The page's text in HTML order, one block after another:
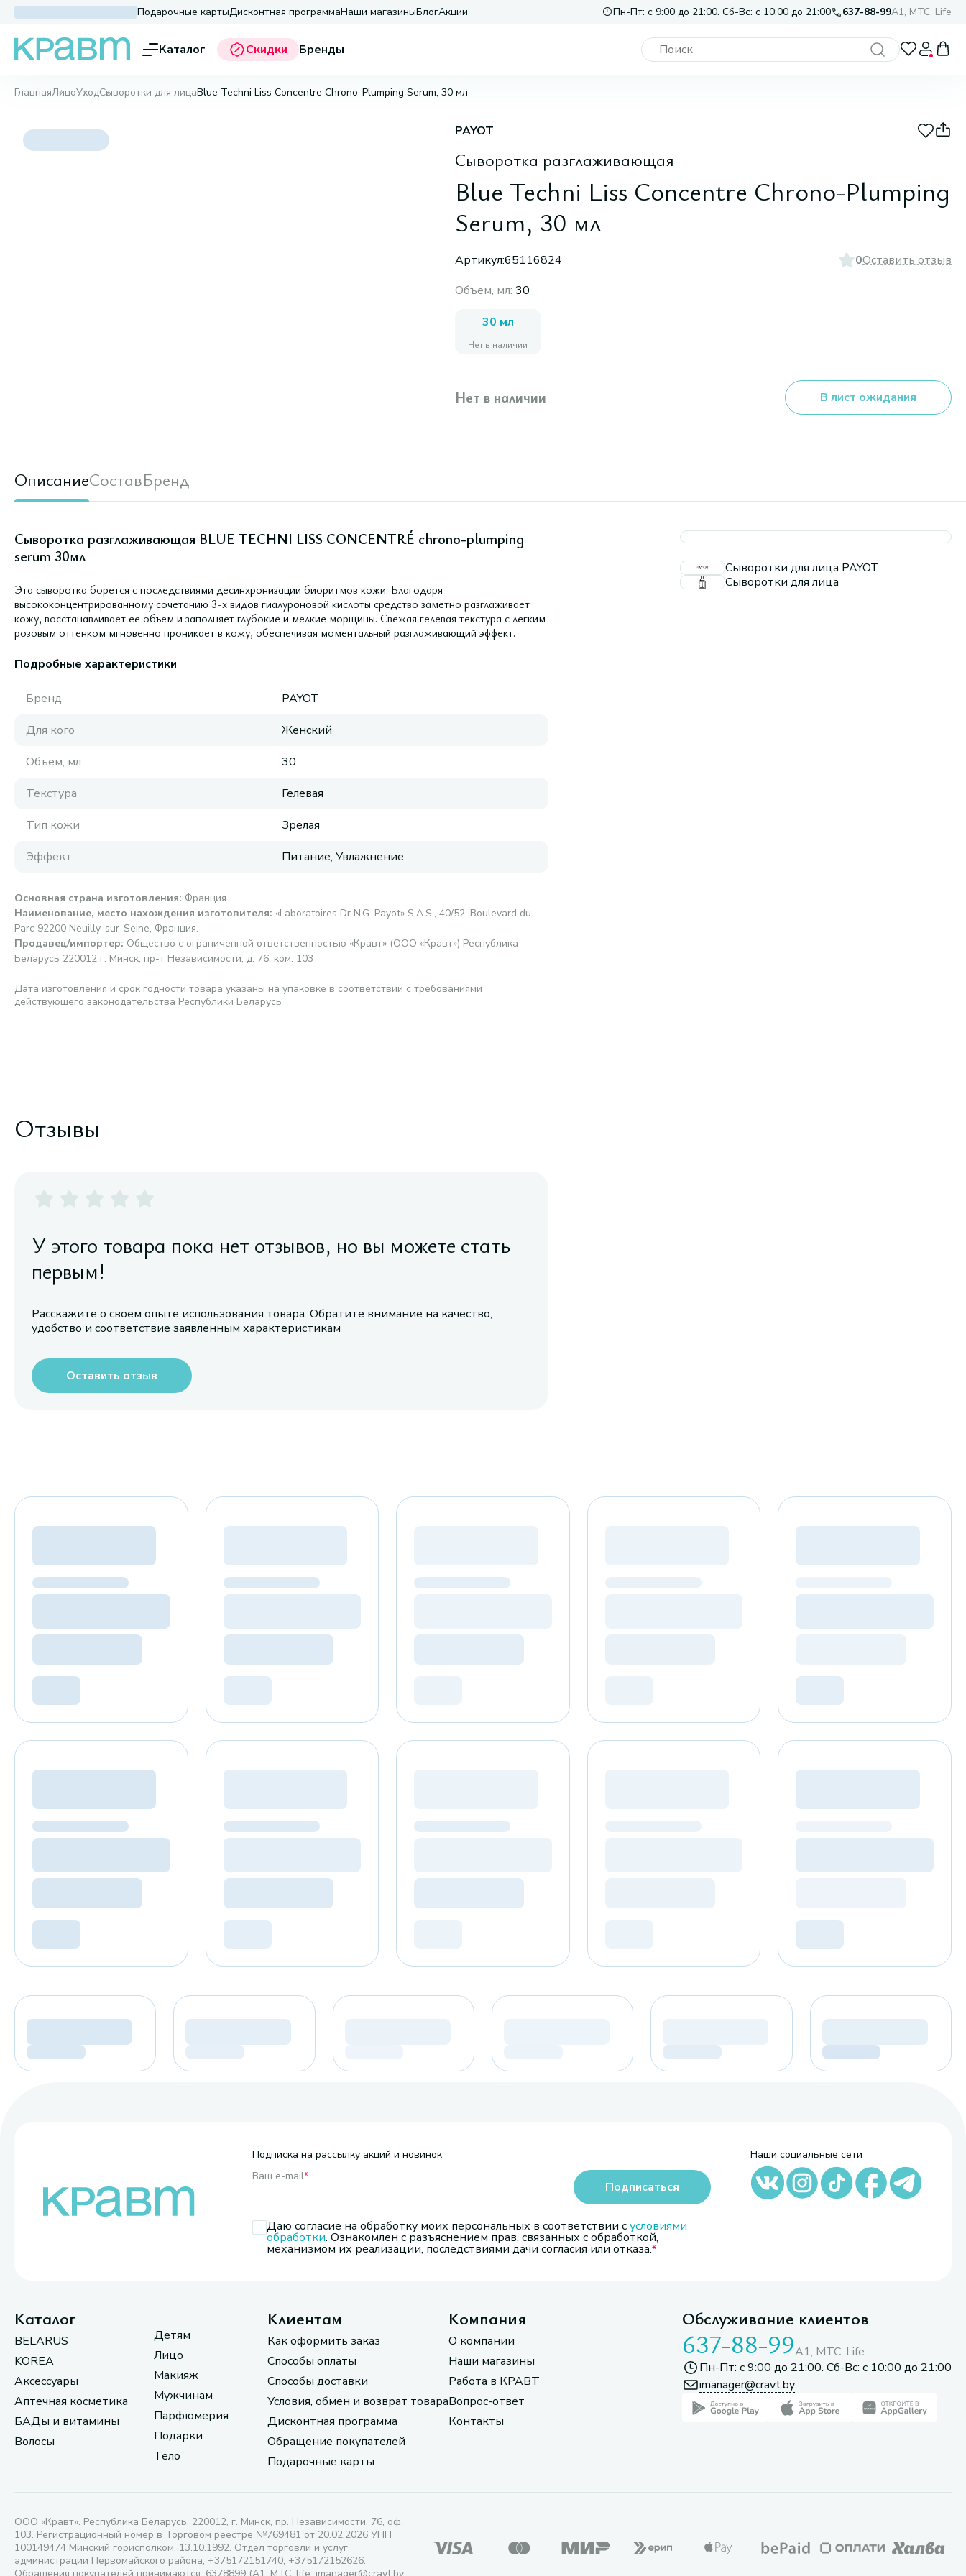
Подарочные картыДисконтная программаНаши магазиныБлогАкции Пн-Пт: с 9:00 до 21:00. Сб-Вс: с 10:00 до 21:00 637-88-99A1, МТС, Life
Каталог Скидки Бренды
ГлавнаяЛицоУходСыворотки для лицаBlue Techni Liss Concentre Chrono-Plumping Serum, 30 мл
PAYOT
Сыворотка разглаживающая
Blue Techni Liss Concentre Chrono-Plumping
Serum, 30 мл
Артикул:65116824 0Оставить отзыв
Объем, мл: 30
30 мл
Нет в наличии
Нет в наличии В лист ожидания
ОписаниеСоставБренд
Сыворотка разглаживающая BLUE TECHNI LISS CONCENTRÉ chrono-plumping
serum 30мл
Эта сыворотка борется с последствиями десинхронизации биоритмов кожи. Благодаря
высококонцентрированному сочетанию 3-х видов гиалуроновой кислоты средство заметно разглаживает
кожу, восстанавливает ее объем и заполняет глубокие и мелкие морщины. Свежая гелевая текстура с легким
розовым оттенком мгновенно проникает в кожу, обеспечивая моментальный разглаживающий эффект.
Подробные характеристики
Бренд
PAYOT
Для кого
Женский
Объем, мл
30
Текстура
Гелевая
Тип кожи
Зрелая
Эффект
Питание, Увлажнение
Основная страна изготовления: Франция
Наименование, место нахождения изготовителя: «Laboratoires Dr N.G. Payot» S.A.S., 40/52, Boulevard du
Parc 92200 Neuilly-sur-Seine, Франция.
Продавец/импортер: Общество с ограниченной ответственностью «Кравт» (ООО «Кравт») Республика
Беларусь 220012 г. Минск, пр-т Независимости, д. 76, ком. 103
Дата изготовления и срок годности товара указаны на упаковке в соответствии с требованиями
действующего законодательства Республики Беларусь
Сыворотки для лица PAYOT
Сыворотки для лица
Отзывы
У этого товара пока нет отзывов, но вы можете стать
первым!
Расскажите о своем опыте использования товара. Обратите внимание на качество,
удобство и соответствие заявленным характеристикам
Оставить отзыв
Подписка на рассылку акций и новинок
Ваш e-mail*
Даю согласие на обработку моих персональных в соответствии сусловиями
обработки. Ознакомлен с разъяснением прав, связанных с обработкой,
механизмом их реализации, последствиями дачи согласия или отказа.
Подписаться
Наши социальные сети
Каталог
BELARUS
KOREA
Аксессуары
Аптечная косметика
БАДы и витамины
Волосы
Детям
Лицо
Макияж
Мужчинам
Парфюмерия
Подарки
Тело
Клиентам
Как оформить заказ
Способы оплаты
Способы доставки
Условия, обмен и возврат товара
Дисконтная программа
Обращение покупателей
Подарочные карты
Компания
О компании
Наши магазины
Работа в КРАВТ
Вопрос-ответ
Контакты
Обслуживание клиентов
637-88-99A1, МТС, Life
Пн-Пт: с 9:00 до 21:00. Сб-Вс: с 10:00 до 21:00
imanager@cravt.by
ООО «Кравт». Республика Беларусь, 220012, г. Минск, пр. Независимости, 76, оф.
103. Регистрационный номер в Торговом реестре №769481 от 20.02.2026 УНП
100149474 Минский горисполком, 13.10.1992. Отдел торговли и услуг
администрации Первомайского района, +375172151740; +375172152626.